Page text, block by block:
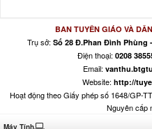
BAN TUYÊN GIÁO VÀ
Trụ sở: Số 28 Đ.Phan Đình Phùng
Điện thoại: 0208
Email:
Website: http://
Hoạt động theo Giấy phép số 1648/GP-
Nguyên cấp
Máy Tính